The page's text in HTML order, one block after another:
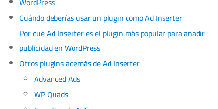
Cuándo deberías usar un plugin como Ad Inserter
Por qué Ad Inserter es el plugin más popular para añadir
publicidad en WordPress
Otros plugins además de Ad Inserter
Advanced Ads
WP Quads